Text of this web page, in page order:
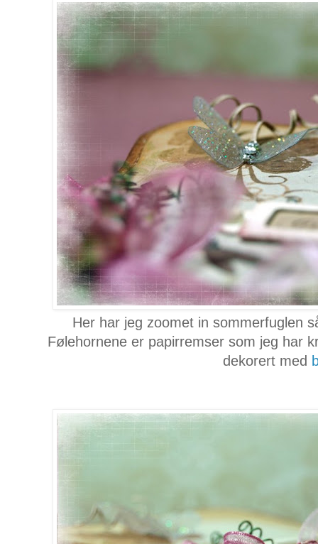
Her har jeg zoomet in sommerfuglen
Følehornene er papirremser som jeg har
dekorert med